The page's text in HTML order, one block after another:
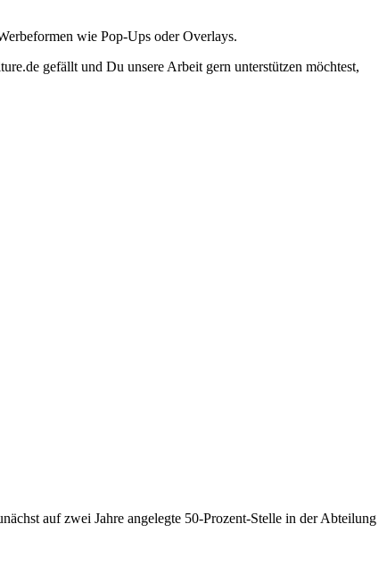
wie Pop-Ups oder Overlays.
gefällt und Du unsere Arbeit gern unterstützen möchtest,
auf zwei Jahre angelegte 50-Prozent-Stelle in der Abteilung